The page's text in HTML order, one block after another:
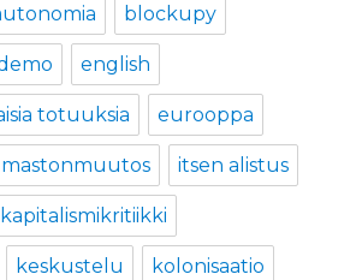
blockupy
english
totuuksia eurooppa
itsen alistus
kapitalismikritiikki
keskustelu kolonisaatio